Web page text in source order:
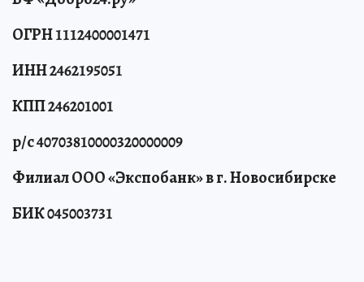
ОГРН 1112400001471
ИНН 2462195051
КПП 246201001
р/с 40703810000320000009
Филиал ООО «Экспобанк» в г. Новосибирске
БИК 045003731